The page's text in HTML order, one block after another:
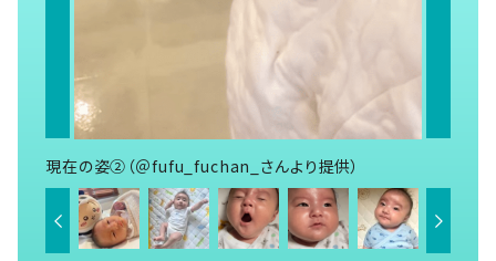
現在の姿②（＠fufu_fuchan_さんより提供）